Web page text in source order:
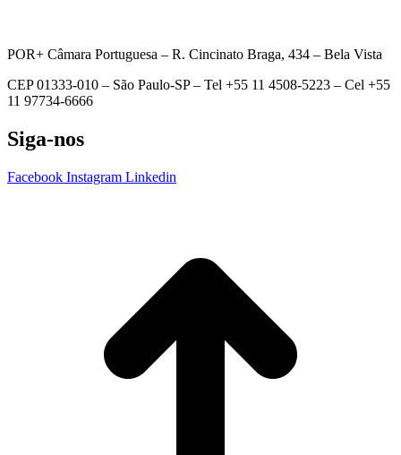
POR+ Câmara Portuguesa – R. Cincinato Braga, 434 – Bela Vista
CEP 01333-010 – São Paulo-SP – Tel +55 11 4508-5223 – Cel +55
11 97734-6666
Siga-nos
Facebook Instagram Linkedin